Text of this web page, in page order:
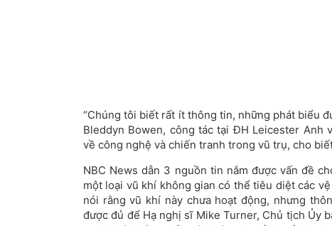
“Chúng tôi biết rất ít thông tin, những phát biểu
Bleddyn Bowen, công tác tại ĐH Leicester Anh
về công nghệ và chiến tranh trong vũ trụ, cho
NBC News dẫn 3 nguồn tin nắm được vấn đề
một loại vũ khí không gian có thể tiêu diệt các
nói rằng vũ khí này chưa hoạt động, nhưng
được đủ để Hạ nghị sĩ Mike Turner, Chủ tịch Ủy